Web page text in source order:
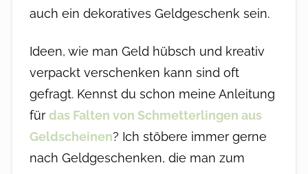
auch ein dekoratives Geldgeschenk sein.
Ideen, wie man Geld hübsch und kreativ
verpackt verschenken kann sind oft
gefragt. Kennst du schon meine Anleitung
für das Falten von Schmetterlingen aus
Geldscheinen? Ich stöbere immer gerne
nach Geldgeschenken, die man zum